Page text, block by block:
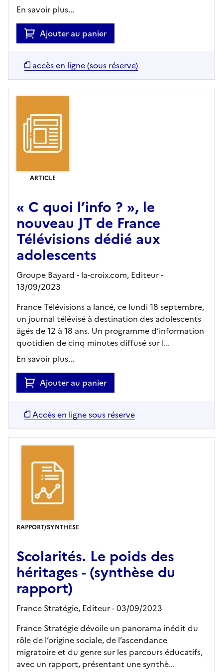
En savoir plus...
Ajouter au panier
accès en ligne (sous réserve)
ARTICLE
« C quoi l’info ? », le
nouveau JT de France
Télévisions dédié aux
adolescents
Groupe Bayard - la-croix.com, Editeur-
13/09/2023
France Télévisions a lancé, ce lundi 18 septembre,
un journal télévisé à destination des adolescents
âgés de 12 à 18 ans. Un programme d’information
quotidien de cinq minutes diffusé sur l...
En savoir plus...
Ajouter au panier
Accès en ligne sous réserve
RAPPORT/SYNTHÈSE
Scolarités. Le poids des
héritages - (synthèse du
rapport)
France Stratégie, Editeur- 03/09/2023
France Stratégie dévoile un panorama inédit du
rôle de l’origine sociale, de l’ascendance
migratoire et du genre sur les parcours éducatifs,
avec un rapport, présentant une synthè...